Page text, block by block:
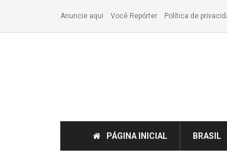
Anuncie aqui Você Repórter Política de
PÁGINA INICIAL BRASIL